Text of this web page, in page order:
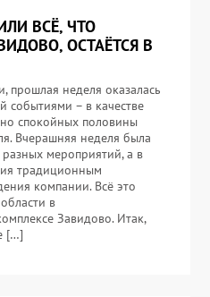
ВСЁ, ЧТО
ОСТАЁТСЯ В
прошлая неделя оказалась
событиями – в качестве
спокойных половины
Вчерашняя неделя была
мероприятий, а в
традиционным
компании. Всё это
в
Завидово. Итак,
[…]